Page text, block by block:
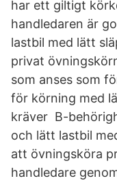
har ett giltigt
handledaren är
lastbil med lätt
privat
som anses som
för körning med
kräver B-
och lätt lastbil
att övningsköra
handledare